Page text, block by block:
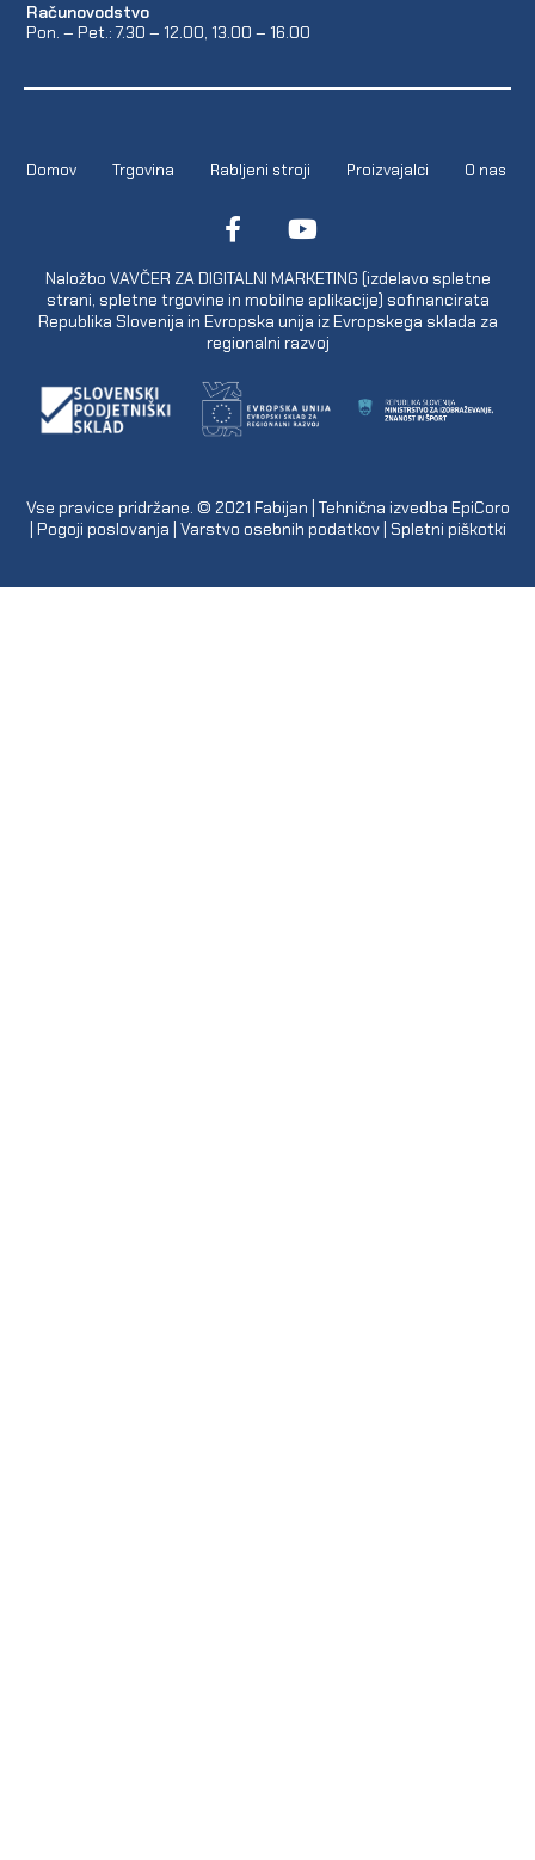
Računovodstvo
Pon. – Pet.: 7.30 – 12.00, 13.00 – 16.00
Domov Trgovina Rabljeni stroji Proizvajalci O nas
Naložbo VAVČER ZA DIGITALNI MARKETING (izdelavo spletne
strani, spletne trgovine in mobilne aplikacije) sofinancirata
Republika Slovenija in Evropska unija iz Evropskega sklada za
regionalni razvoj
Vse pravice pridržane. © 2021 Fabijan | Tehnična izvedba EpiCoro
Pogoji poslovanja Varstvo osebnih podatkov| Spletni piškotki